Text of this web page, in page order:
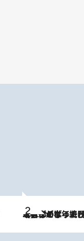
2026.8.3
【自作のダイエットノートは攻略本】ダイエットが「苦しいもの」ではなくなった日。50代フードライターが半年続けられた理由は“楽しむこと”